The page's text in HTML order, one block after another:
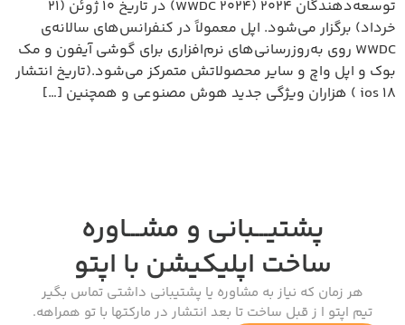
توسعه‌دهندگان ۲۰۲۴ (WWDC 2024) در تاریخ ۱۰ ژوئن (۲۱
خرداد) برگزار می‌شود. اپل معمولاً در کنفرانس‌های سالانه‌ی
WWDC روی به‌روزرسانی‌های نرم‌افزاری برای گوشی آیفون و مک
بوک و اپل واچ و سایر محصولاتش متمرکز می‌شود.(تاریخ انتشار
ios 18 ) هزاران ویژگی جدید هوش مصنوعی و همچنین […]
پشتیـــبانی و مشـــاوره
ساخت اپلیکیشن با اپتو
هر زمان که نیاز به مشاوره یا پشتیبانی داشتی تماس بگیر
تیم اپتو ا ز قبل ساخت تا بعد انتشار در مارکتها با تو همراهه.